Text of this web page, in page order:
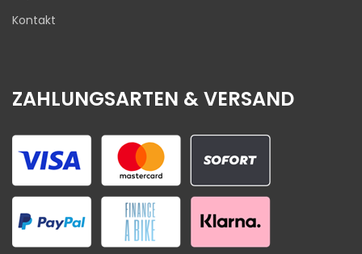
Kontakt
ZAHLUNGSARTEN & VERSAND